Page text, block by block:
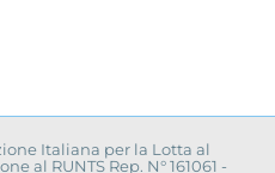
Italiana per la Lotta al
al RUNTS Rep. N° 161061 -